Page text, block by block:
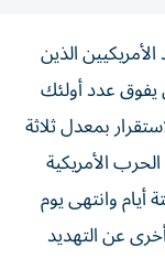
الذين
يفوق عدد أولئك
بمعدل ثلاثة
الأمريكية
أيام وانتهى يوم
عن التهديد